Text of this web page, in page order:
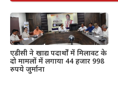
एडीसी ने खाद्य पदार्थों में मिलावट के
दो मामलों में लगाया 44 हजार 998
रुपये जुर्माना